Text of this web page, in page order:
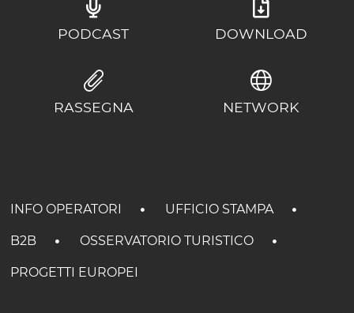
PODCAST DOWNLOAD
RASSEGNA NETWORK
INFO OPERATORI UFFICIO STAMPA
B2B OSSERVATORIO TURISTICO
PROGETTI EUROPEI